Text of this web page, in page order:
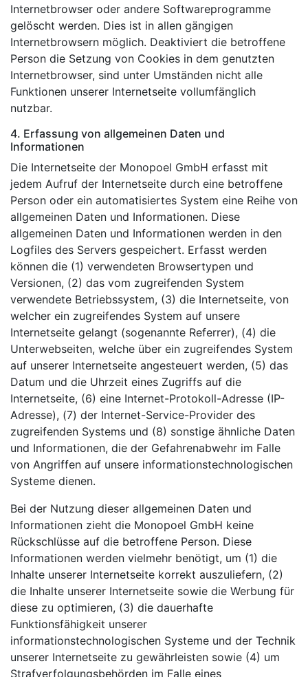
Internetbrowser oder andere Softwareprogramme
gelöscht werden. Dies ist in allen gängigen
Internetbrowsern möglich. Deaktiviert die betroffene
Person die Setzung von Cookies in dem genutzten
Internetbrowser, sind unter Umständen nicht alle
Funktionen unserer Internetseite vollumfänglich
nutzbar.
4. Erfassung von allgemeinen Daten und
Informationen
Die Internetseite der Monopoel GmbH erfasst mit
jedem Aufruf der Internetseite durch eine betroffene
Person oder ein automatisiertes System eine Reihe von
allgemeinen Daten und Informationen. Diese
allgemeinen Daten und Informationen werden in den
Logfiles des Servers gespeichert. Erfasst werden
können die (1) verwendeten Browsertypen und
Versionen, (2) das vom zugreifenden System
verwendete Betriebssystem, (3) die Internetseite, von
welcher ein zugreifendes System auf unsere
Internetseite gelangt (sogenannte Referrer), (4) die
Unterwebseiten, welche über ein zugreifendes System
auf unserer Internetseite angesteuert werden, (5) das
Datum und die Uhrzeit eines Zugriffs auf die
Internetseite, (6) eine Internet-Protokoll-Adresse (IP-
Adresse), (7) der Internet-Service-Provider des
zugreifenden Systems und (8) sonstige ähnliche Daten
und Informationen, die der Gefahrenabwehr im Falle
von Angriffen auf unsere informationstechnologischen
Systeme dienen.
Bei der Nutzung dieser allgemeinen Daten und
Informationen zieht die Monopoel GmbH keine
Rückschlüsse auf die betroffene Person. Diese
Informationen werden vielmehr benötigt, um (1) die
Inhalte unserer Internetseite korrekt auszuliefern, (2)
die Inhalte unserer Internetseite sowie die Werbung für
diese zu optimieren, (3) die dauerhafte
Funktionsfähigkeit unserer
informationstechnologischen Systeme und der Technik
unserer Internetseite zu gewährleisten sowie (4) um
Strafverfolgungsbehörden im Falle eines